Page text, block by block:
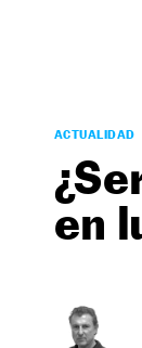
ACTUALIDAD
en